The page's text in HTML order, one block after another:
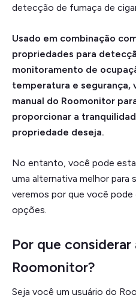
detecção de fumaça de
Usado em combinação
propriedades para
monitoramento de
temperatura e segurança,
manual do Roomonitor
proporcionar a
propriedade deseja.
No entanto, você pode
uma alternativa melhor para
veremos por que você pode
opções.
Por que
Roomonitor?
Seja você um usuário do